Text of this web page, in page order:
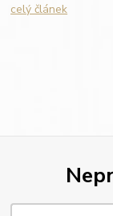
celý článek